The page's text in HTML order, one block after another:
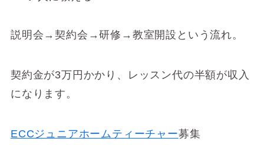
説明会→契約会→研修→教室開設という流れ。
契約金が3万円かかり、レッスン代の半額が収入
になります。
ECCジュニアホームティーチャー募集